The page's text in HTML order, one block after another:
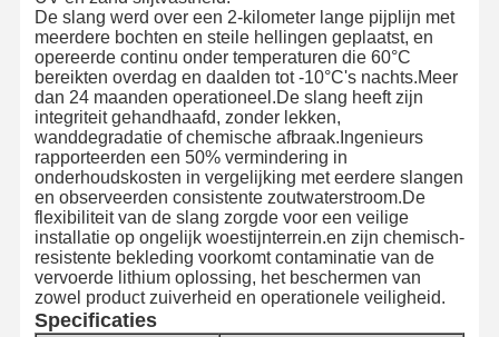
De slang werd over een 2-kilometer lange pijplijn met
meerdere bochten en steile hellingen geplaatst, en
opereerde continu onder temperaturen die 60°C
bereikten overdag en daalden tot -10°C's nachts.Meer
dan 24 maanden operationeel.De slang heeft zijn
integriteit gehandhaafd, zonder lekken,
wanddegradatie of chemische afbraak.Ingenieurs
rapporteerden een 50% vermindering in
onderhoudskosten in vergelijking met eerdere slangen
en observeerden consistente zoutwaterstroom.De
flexibiliteit van de slang zorgde voor een veilige
installatie op ongelijk woestijnterrein.en zijn chemisch-
resistente bekleding voorkomt contaminatie van de
vervoerde lithium oplossing, het beschermen van
zowel product zuiverheid en operationele veiligheid.
Specificaties